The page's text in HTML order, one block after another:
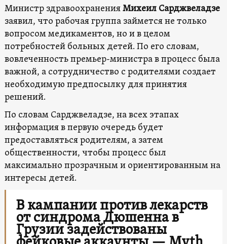
Министр здравоохраненияМихеил Сарджвеладзе
заявил, что рабочая группа займется не только
вопросом медикаментов, но и в целом
потребностей больных детей. По его словам,
вовлеченность премьер-министра в процесс была
важной, а сотрудничество с родителями создает
необходимую предпосылку для принятия
решений.
По словам Сарджвеладзе, на всех этапах
информация в первую очередь будет
предоставляться родителям, а затем
общественности, чтобы процесс был
максимально прозрачным и ориентированным на
интересы детей.
В кампании против лекарств
от синдрома Дюшенна в
Грузии задействованы